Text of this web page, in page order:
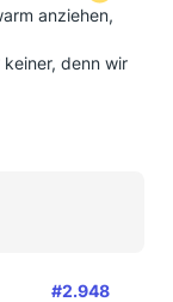
anziehen,
denn wir
#2.948